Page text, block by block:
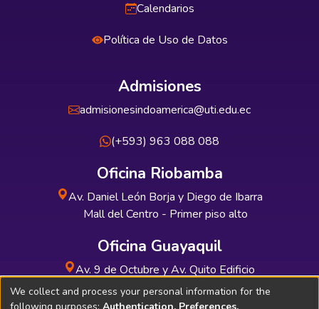
Calendarios
Política de Uso de Datos
Admisiones
admisionesindoamerica@uti.edu.ec
(+593) 963 088 088
Oficina Riobamba
Av. Daniel León Borja y Diego de Ibarra
Mall del Centro - Primer piso alto
Oficina Guayaquil
Av. 9 de Octubre y Av. Quito Edificio
INDUAUTO - Planta baja
We collect and process your personal information for the